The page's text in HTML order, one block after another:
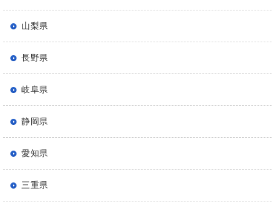
山梨県
長野県
岐阜県
静岡県
愛知県
三重県